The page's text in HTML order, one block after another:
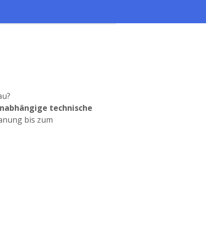
technische
bis zum